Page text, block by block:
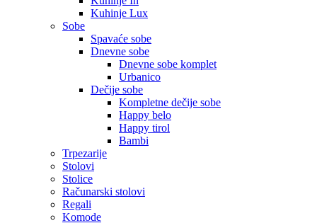
Kuhinje Lux
Sobe
Spavaće sobe
Dnevne sobe
Dnevne sobe komplet
Urbanico
Dečije sobe
Kompletne dečije sobe
Happy belo
Happy tirol
Bambi
Trpezarije
Stolovi
Stolice
Računarski stolovi
Regali
Komode